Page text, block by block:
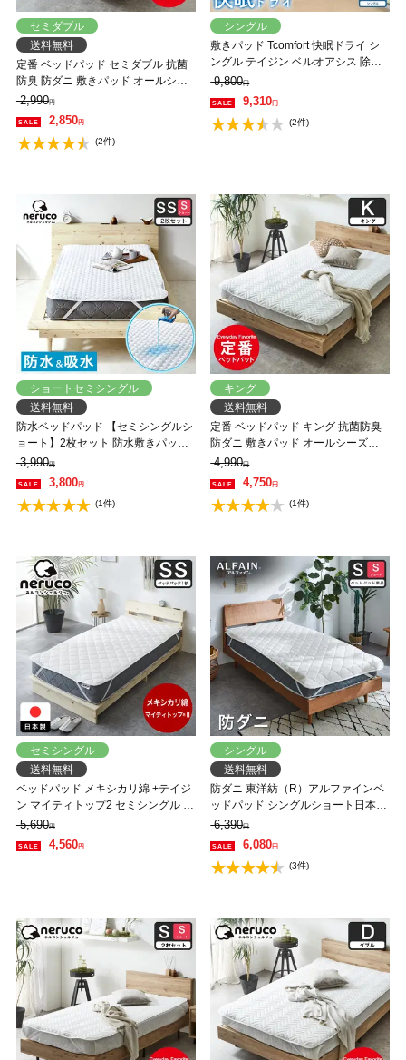
セミダブル
送料無料
定番 ベッドパッド セミダブル 抗菌
防臭 防ダニ 敷きパッド オールシー
ズン 洗えるキナリ エクリュ
2,990円
2,850円
(2件)
シングル
敷きパッド Tcomfort 快眠ドライ シ
ングル テイジン ベルオアシス 除湿
マット 吸湿 消臭 軽量
9,800円
9,310円
(2件)
ショートセミシングル
送料無料
防水ベッドパッド 【セミシングルシ
ョート】2枚セット 防水敷きパッド
防水 吸水 ベッドパッド 敷きパッド
洗える おねしょパッド 介護 ペット
防水シーツ 赤ちゃん ベビー 防水パ
ット 汚れ防止 快適 オールシーズン
3,990円
3,800円
(1件)
キング
送料無料
定番 ベッドパッド キング 抗菌防臭
防ダニ 敷きパッド オールシーズン
洗えるキナリ エクリュ
4,990円
4,750円
(1件)
セミシングル
送料無料
ベッドパッド メキシカリ綿 +テイジ
ン マイティトップ2 セミシングル 日
本製 抗菌 防臭 防ダニ 四隅ゴムバン
ド付 国産 ホワイト 敷きパッド ベッ
ドパット
5,690円
4,560円
シングル
送料無料
防ダニ 東洋紡（R）アルファインベ
ッドパッド シングルショート日本製
防ダニ 防花粉 速乾 薬剤 薬品 不使用
超極細繊維 高密度 国産
6,390円
6,080円
(3件)